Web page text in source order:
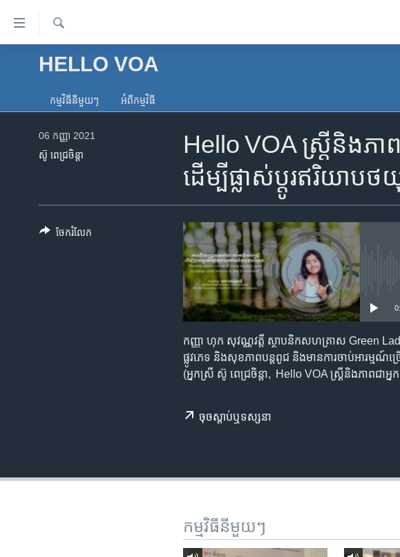
ទៅ​
គេហទំព័រ​
ទាក់ទង
និង​អាមេរិក
ហេឡូវីអូអេ
ទូរទស្សន៍ / វីដេអូ​
រក
HELLO VOA
កម្មវិធី​នីមួយៗ អំពី​កម្មវិធី​
Hello VOA ស្រ្តីនិងភា
ដើម្បី​ផ្លាស់ប្តូរ​ឥរិយាប
06 កញ្ញា 2021
ស៊ូ ពេជ្រចិន្តា
កញ្ញា ហុក សុវណ្ណវត្តី ស្ថាបនិក​សហគ្រាស Green
ផ្លូវភេទ និង​សុខភាព​បន្ត​ពូជ និង​មាន​ការចាប់​អារ
(អ្នកស្រី ស៊ូ ពេជ្រចិន្តា, Hello VOA ស្រ្តីនិងភាពជាអ្
ចុច​​ស្តាប់​ឬ​ទស្សនា
ចែករំលែក
កម្មវិធី​នីមួយៗ